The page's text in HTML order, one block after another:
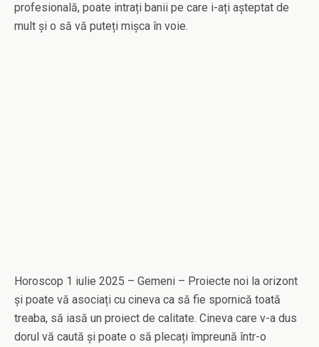
profesională, poate intrați banii pe care i-ați așteptat de
mult și o să vă puteți mișca în voie.
Horoscop 1 iulie 2025 – Gemeni – Proiecte noi la orizont
și poate vă asociați cu cineva ca să fie spornică toată
treaba, să iasă un proiect de calitate. Cineva care v-a dus
dorul vă caută și poate o să plecați împreună într-o